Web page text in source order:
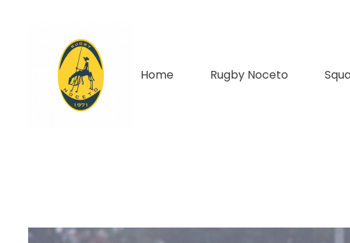
Home Rugby Noceto